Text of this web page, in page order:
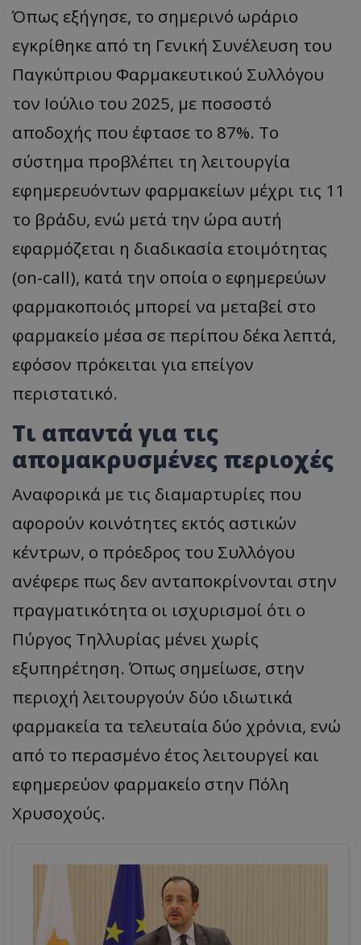
Όπως εξήγησε, το σημερινό ωράριο
εγκρίθηκε από τη Γενική Συνέλευση του
Παγκύπριου Φαρμακευτικού Συλλόγου
τον Ιούλιο του 2025, με ποσοστό
αποδοχής που έφτασε το 87%. Το
σύστημα προβλέπει τη λειτουργία
εφημερευόντων φαρμακείων μέχρι τις 11
το βράδυ, ενώ μετά την ώρα αυτή
εφαρμόζεται η διαδικασία ετοιμότητας
(on-call), κατά την οποία ο εφημερεύων
φαρμακοποιός μπορεί να μεταβεί στο
φαρμακείο μέσα σε περίπου δέκα λεπτά,
εφόσον πρόκειται για επείγον
περιστατικό.
Τι απαντά για τις
απομακρυσμένες περιοχές
Αναφορικά με τις διαμαρτυρίες που
αφορούν κοινότητες εκτός αστικών
κέντρων, ο πρόεδρος του Συλλόγου
ανέφερε πως δεν ανταποκρίνονται στην
πραγματικότητα οι ισχυρισμοί ότι ο
Πύργος Τηλλυρίας μένει χωρίς
εξυπηρέτηση. Όπως σημείωσε, στην
περιοχή λειτουργούν δύο ιδιωτικά
φαρμακεία τα τελευταία δύο χρόνια, ενώ
από το περασμένο έτος λειτουργεί και
εφημερεύον φαρμακείο στην Πόλη
Χρυσοχούς.